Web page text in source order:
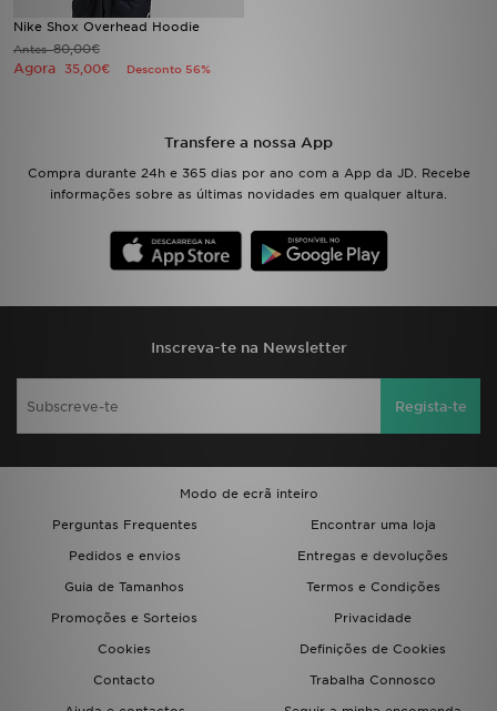
Nike Shox Overhead Hoodie
Antes80,00€
Agora 35,00€ Desconto 56%
Transfere a nossa App
Compra durante 24h e 365 dias por ano com a App da JD. Recebe
informações sobre as últimas novidades em qualquer altura.
Inscreva-te na Newsletter
Regista-te
Modo de ecrã inteiro
Perguntas Frequentes
Encontrar uma loja
Pedidos e envios
Entregas e devoluções
Guia de Tamanhos
Termos e Condições
Promoções e Sorteios
Privacidade
Cookies
Definições de Cookies
Contacto
Trabalha Connosco
ESTADO DO TEU PEDIDO
ATENÇÃO AO CLIENTE
TRABALHA CONNOSCO